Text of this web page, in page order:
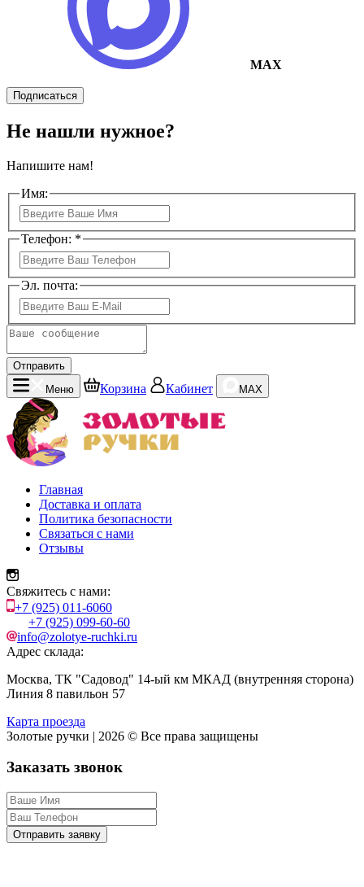
MAX
Подписаться
Не нашли нужное?
Напишите нам!
Имя:
Телефон: *
Эл. почта:
Отправить
Меню
Корзина Кабинет MAX
Главная
Доставка и оплата
Политика безопасности
Связаться с нами
Отзывы
Свяжитесь с нами:
+7 (925) 011-6060
+7 (925) 099-60-60
info@zolotye-ruchki.ru
Адрес склада:
Москва, ТК "Садовод" 14-ый км МКАД (внутренняя сторона)
Линия 8 павильон 57
Карта проезда
Золотые ручки | 2026 © Все права защищены
Заказать звонок
Отправить заявку